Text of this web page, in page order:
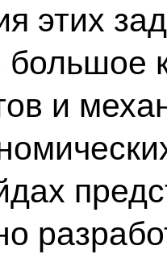
этих
большое
и